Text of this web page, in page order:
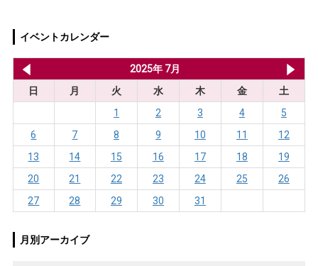
イベントカレンダー
2025年 7月
日
月 火 水 木 金
土
1
2 3 4
5
6
7 8 9 10 11
12
13
14 15 16 17 18
19
20
21 22 23 24 25
26
27
28 29 30 31
月別アーカイブ